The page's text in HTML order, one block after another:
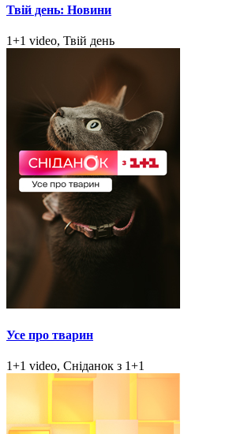
Твій день: Новини
1+1 video, Твій день
Усе про тварин
1+1 video, Сніданок з 1+1